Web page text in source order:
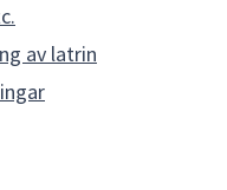
av latrin